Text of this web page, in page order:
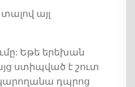
այլ
Եթե երեխան
ստիպված է շուտ
դպրոց